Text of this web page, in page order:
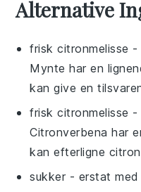
Alternative
frisk citronmelisse -
Mynte har en
kan give en
frisk citronmelisse -
Citronverbena har
kan efterligne
sukker - erstat